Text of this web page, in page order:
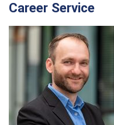
Career Service